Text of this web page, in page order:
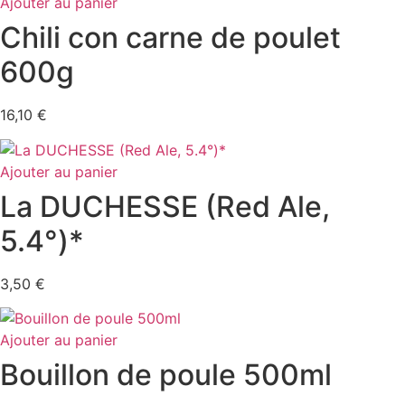
Chili con carne de poulet
600g
16,10 €
Ajouter au panier
La DUCHESSE (Red Ale,
5.4°)*
3,50 €
Ajouter au panier
Bouillon de poule 500ml